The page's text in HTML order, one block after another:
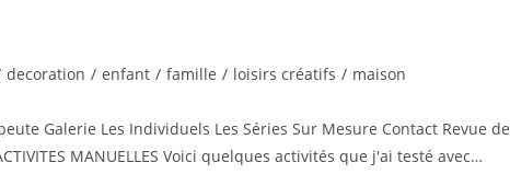
decoration / enfant / famille / loisirs créatifs / maison
Galerie Les Individuels Les Séries Sur Mesure Contact Revue de
MANUELLES Voici quelques activités que j'ai testé avec…